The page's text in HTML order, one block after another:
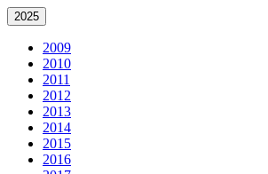
2025
2009
2010
2011
2012
2013
2014
2015
2016